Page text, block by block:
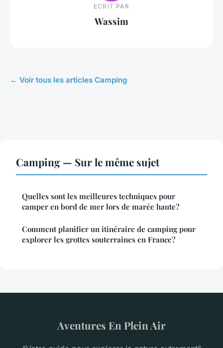
ECRIT PAR
Wassim
← Voir tous les articles Camping
Camping — Sur le même sujet
Quelles sont les meilleures techniques pour
camper en bord de mer lors de marée haute?
Comment planifier un itinéraire de camping pour
explorer les grottes souterraines en France?
Aventures En Plein Air